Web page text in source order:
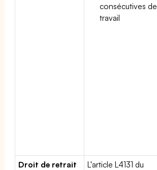
consécutives de
travail
Droit de retrait
L'article L4131 du